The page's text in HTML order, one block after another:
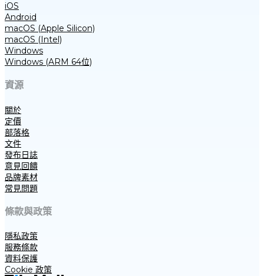
iOS
Android
macOS (Apple Silicon)
macOS (Intel)
Windows
Windows (ARM 64位)
資源
關於
定價
部落格
文件
發布日誌
意見回饋
品牌素材
常見問題
條款與政策
隱私政策
服務條款
資料保護
Cookie 政策